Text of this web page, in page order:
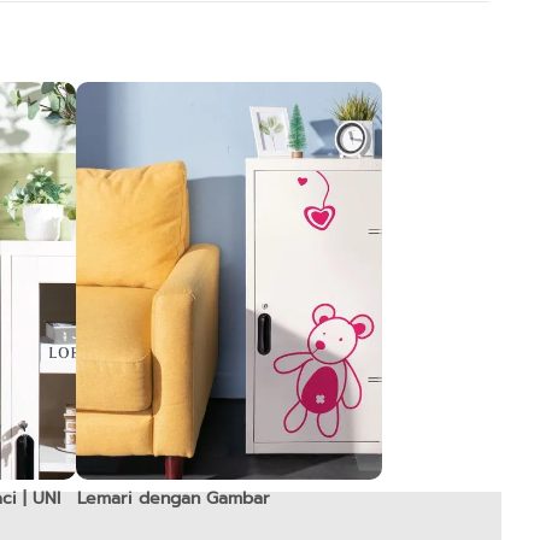
| UNI Lemari dengan Gambar